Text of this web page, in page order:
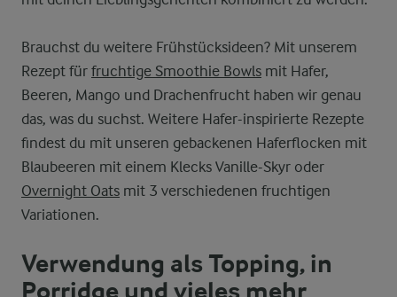
Brauchst du weitere Frühstücksideen? Mit unserem
Rezept für fruchtige Smoothie Bowls mit Hafer,
Beeren, Mango und Drachenfrucht haben wir genau
das, was du suchst. Weitere Hafer-inspirierte Rezepte
findest du mit unseren gebackenen Haferflocken mit
Blaubeeren mit einem Klecks Vanille-Skyr oder
Overnight Oats mit 3 verschiedenen fruchtigen
Variationen.
Verwendung als Topping, in